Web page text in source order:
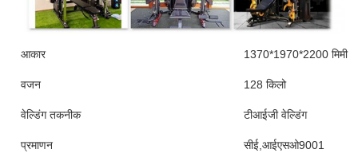
आकार 1370*1970*2200 मिमी
वजन 128 किलो
वेल्डिंग तकनीक टीआईजी वेल्डिंग
प्रमाणन सीई,आईएसओ9001